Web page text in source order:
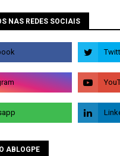
NAS REDES SOCIAIS
ABLOGPE